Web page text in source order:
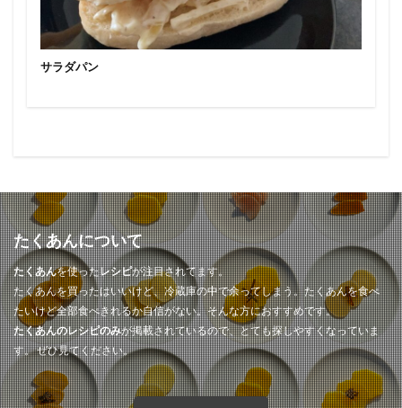
サラダパン
たくあんについて
たくあんを使ったレシピが注目されてます。
たくあんを買ったはいいけど、冷蔵庫の中で余ってしまう。たくあんを食べ
たいけど全部食べきれるか自信がない。そんな方におすすめです。
たくあんのレシピのみが掲載されているので、とても探しやすくなっていま
す。 ぜひ見てください。